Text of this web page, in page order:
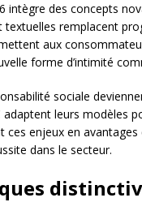
intègre des concepts
remplacent
aux
forme d’intimité
sociale
adaptent leurs modèles
ces enjeux en
dans le secteur.